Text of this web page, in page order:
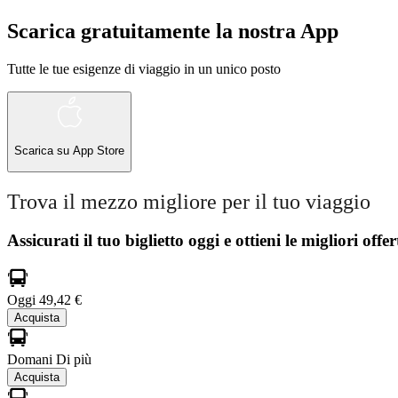
Scarica gratuitamente la nostra App
Tutte le tue esigenze di viaggio in un unico posto
Scarica su App Store
Trova il mezzo migliore per il tuo viaggio
Assicurati il ​​tuo biglietto oggi e ottieni le migliori
Oggi 49,42 €
Acquista
Domani Di più
Acquista